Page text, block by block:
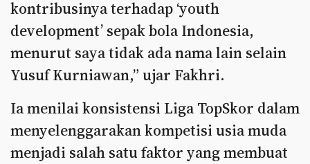
kontribusinya terhadap ‘youth
development’ sepak bola Indonesia,
menurut saya tidak ada nama lain selain
Yusuf Kurniawan,” ujar Fakhri.
Ia menilai konsistensi Liga TopSkor dalam
menyelenggarakan kompetisi usia muda
menjadi salah satu faktor yang membuat